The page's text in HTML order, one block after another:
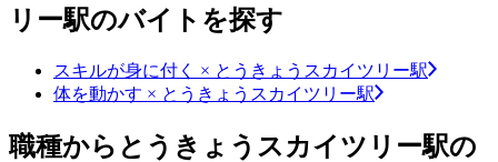
リー駅のバイトを探す
スキルが身に付く × とうきょうスカイツリー駅
体を動かす × とうきょうスカイツリー駅
職種からとうきょうスカイツリー駅の